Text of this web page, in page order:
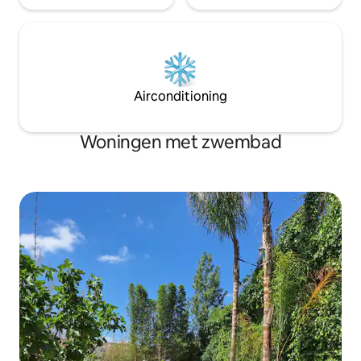
Airconditioning
Woningen met zwembad